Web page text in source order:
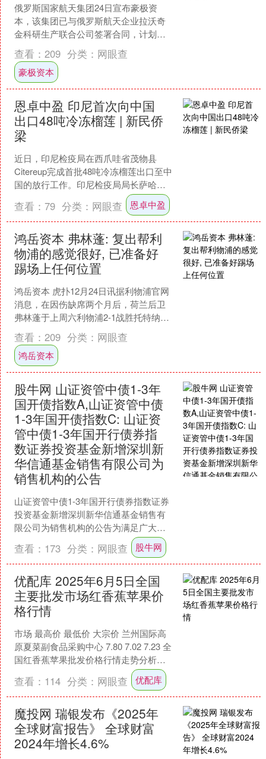
俄罗斯国家航天集团24日宣布豪极资
本，该集团已与俄罗斯航天企业拉沃奇
金科研生产联合公司签署合同，计划在
2036年前建成月球发电站。....
查看： 209 分类： 网眼查
豪极资本
恩卓中盈 印尼首次向中国
出口48吨冷冻榴莲 | 新民侨
梁
近日，印尼检疫局在西爪哇省茂物县
Citereup完成首批48吨冷冻榴莲出口至中
国的放行工作。印尼检疫局局长萨哈特
（SahatPanggabean）表示，这是印
尼....
查看： 79 分类： 网眼查 恩卓中盈
鸿岳资本 弗林蓬: 复出帮利
物浦的感觉很好, 已准备好
踢场上任何位置
鸿岳资本 虎扑12月24日讯据利物浦官网
消息，在因伤缺席两个月后，荷兰后卫
弗林蓬于上周六利物浦2-1战胜托特纳姆
热刺的比赛中复出，并为球队的第二粒
进球做出关键贡....
查看： 209 分类： 网眼查
鸿岳资本
股牛网 山证资管中债1-3年
国开债指数A,山证资管中债
1-3年国开债指数C: 山证资
管中债1-3年国开行债券指
数证券投资基金新增深圳新
华信通基金销售有限公司为
销售机构的公告
山证资管中债1-3年国开行债券指数证券
投资基金新增深圳新华信通基金销售有
限公司为销售机构的公告为满足广大投
资者的理财需求，山证（上海)资产管理
有限公司（以下简称....
查看： 173 分类： 网眼查 股牛网
优配库 2025年6月5日全国
主要批发市场红香蕉苹果价
格行情
市场 最高价 最低价 大宗价 兰州国际高
原夏菜副食品采购中心 7.80 7.02 7.23 全
国红香蕉苹果批发价格行情走势分析优
配库 从今日全国红香蕉苹果批发市....
查看： 114 分类： 网眼查 优配库
魔投网 瑞银发布《2025年
全球财富报告》 全球财富
2024年增长4.6%